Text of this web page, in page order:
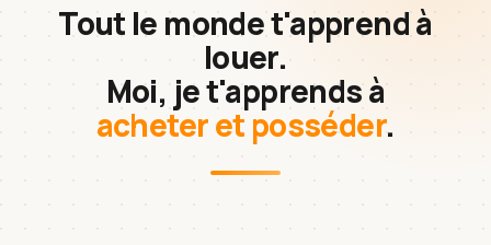
Tout le monde t'apprend à
louer.
Moi, je t'apprends à
acheter et posséder.